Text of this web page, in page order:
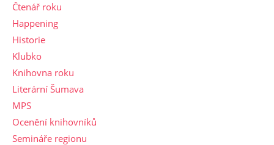
Čtenář roku
Happening
Historie
Klubko
Knihovna roku
Literární Šumava
MPS
Ocenění knihovníků
Semináře regionu